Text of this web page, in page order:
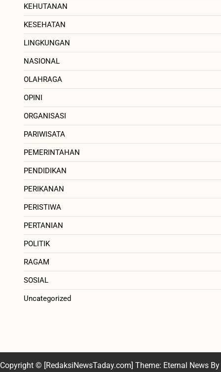
KEHUTANAN
KESEHATAN
LINGKUNGAN
NASIONAL
OLAHRAGA
OPINI
ORGANISASI
PARIWISATA
PEMERINTAHAN
PENDIDIKAN
PERIKANAN
PERISTIWA
PERTANIAN
POLITIK
RAGAM
SOSIAL
Uncategorized
Copyright © [RedaksiNewsTaday.com] Theme: Eternal News By